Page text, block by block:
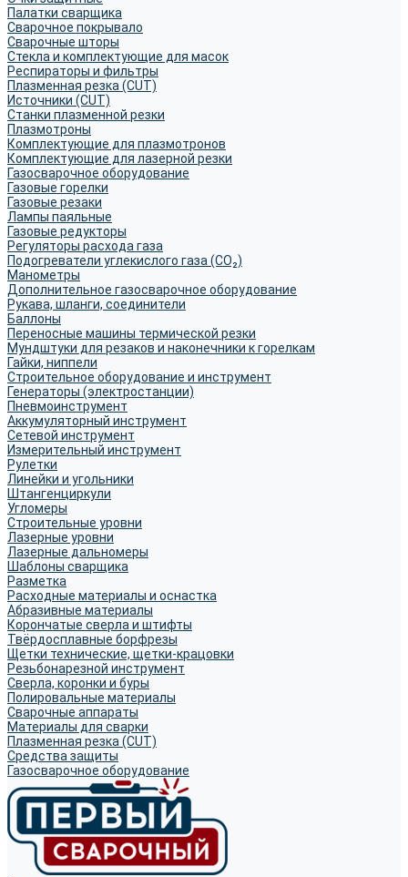
Палатки сварщика
Сварочное покрывало
Сварочные шторы
Стекла и комплектующие для масок
Респираторы и фильтры
Плазменная резка (CUT)
Источники (CUT)
Станки плазменной резки
Плазмотроны
Комплектующие для плазмотронов
Комплектующие для лазерной резки
Газосварочное оборудование
Газовые горелки
Газовые резаки
Лампы паяльные
Газовые редукторы
Регуляторы расхода газа
Подогреватели углекислого газа (CO₂)
Манометры
Дополнительное газосварочное оборудование
Рукава, шланги, соединители
Баллоны
Переносные машины термической резки
Мундштуки для резаков и наконечники к горелкам
Гайки, ниппели
Строительное оборудование и инструмент
Генераторы (электростанции)
Пневмоинструмент
Аккумуляторный инструмент
Сетевой инструмент
Измерительный инструмент
Рулетки
Линейки и угольники
Штангенциркули
Угломеры
Строительные уровни
Лазерные уровни
Лазерные дальномеры
Шаблоны сварщика
Разметка
Расходные материалы и оснастка
Абразивные материалы
Корончатые сверла и штифты
Твёрдосплавные борфрезы
Щетки технические, щетки-крацовки
Резьбонарезной инструмент
Сверла, коронки и буры
Полировальные материалы
Сварочные аппараты
Материалы для сварки
Плазменная резка (CUT)
Средства защиты
Газосварочное оборудование